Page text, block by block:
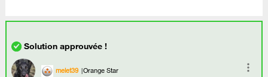
melet39 Orange Star